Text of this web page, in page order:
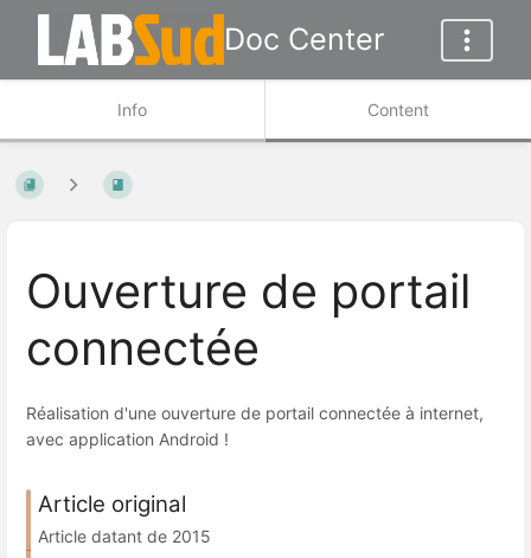
Doc Center
Info Content
Ouverture de portail
connectée
Réalisation d'une ouverture de portail connectée à internet,
avec application Android !
Article original
Article datant de 2015